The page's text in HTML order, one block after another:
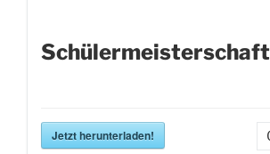
Jetzt herunterladen!